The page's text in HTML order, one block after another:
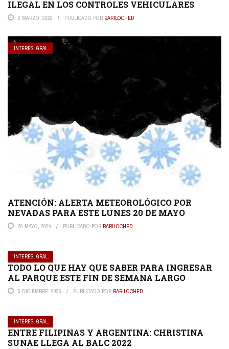
ILEGAL EN LOS CONTROLES VEHICULARES
2 MARZO, 2022 PUBLICADO POR BARILOCHED
INTERES. GRAL.
ATENCIÓN: ALERTA METEOROLÓGICO POR
NEVADAS PARA ESTE LUNES 20 DE MAYO
20 MAYO, 2024 PUBLICADO POR BARILOCHED
INTERES. GRAL.
TODO LO QUE HAY QUE SABER PARA INGRESAR
AL PARQUE ESTE FIN DE SEMANA LARGO
5 DICIEMBRE, 2025 PUBLICADO POR BARILOCHED
INTERES. GRAL.
ENTRE FILIPINAS Y ARGENTINA: CHRISTINA
SUNAE LLEGA AL BALC 2022